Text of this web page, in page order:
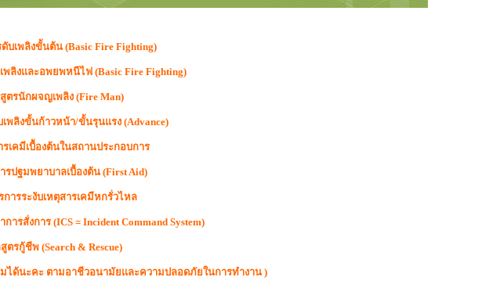
บเพลิงขั้นต้น (Basic Fire Fighting)
พลิงและอพยพหนีไฟ (Basic Fire Fighting)
ตรนักผจญเพลิง (Fire Man)
พลิงขั้นก้าวหน้า/ขั้นรุนแรง (Advance)
เคมีเบื้องต้นในสถานประกอบการ
รปฐมพยาบาลเบื้องต้น (First Aid)
ารระงับเหตุสารเคมีหกรั่วไหล
รสั่งการ (ICS = Incident Command System)
ตรกู้ชีพ (Search & Rescue)
ได้นะคะ ตามอาชีวอนามัยและความปลอดภัยในการทำงาน )